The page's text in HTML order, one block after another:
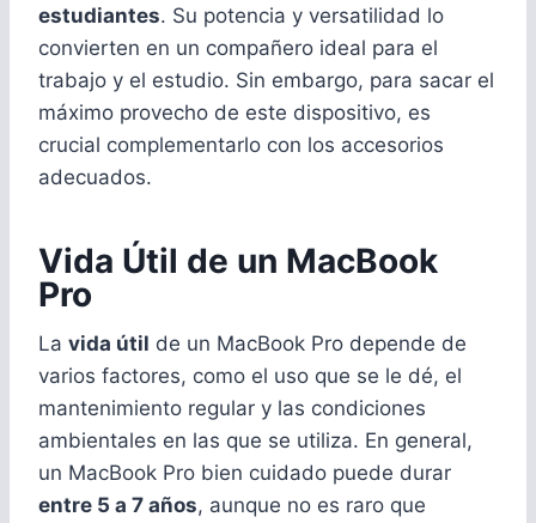
estudiantes. Su potencia y versatilidad lo
convierten en un compañero ideal para el
trabajo y el estudio. Sin embargo, para sacar el
máximo provecho de este dispositivo, es
crucial complementarlo con los accesorios
adecuados.
Vida Útil de un MacBook
Pro
La vida útil de un MacBook Pro depende de
varios factores, como el uso que se le dé, el
mantenimiento regular y las condiciones
ambientales en las que se utiliza. En general,
un MacBook Pro bien cuidado puede durar
entre 5 a 7 años, aunque no es raro que